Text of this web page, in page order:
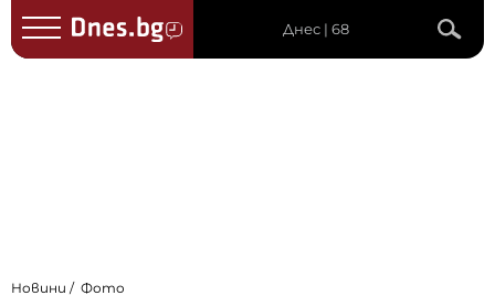
Днес | 68
Новини Фото